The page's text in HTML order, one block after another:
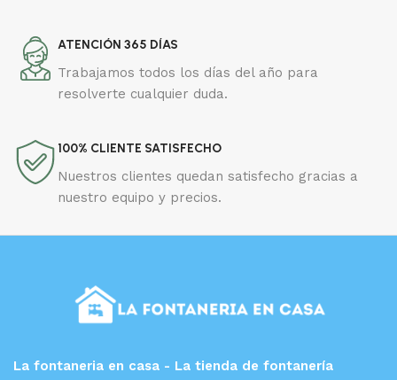
ATENCIÓN 365 DÍAS
Trabajamos todos los días del año para
resolverte cualquier duda.
100% CLIENTE SATISFECHO
Nuestros clientes quedan satisfecho gracias a
nuestro equipo y precios.
La fontaneria en casa - La tienda de fontanería